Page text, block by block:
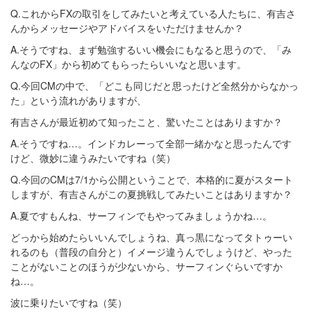
Q.これからFXの取引をしてみたいと考えている人たちに、有吉さ
んからメッセージやアドバイスをいただけませんか？
A.そうですね、まず勉強するいい機会にもなると思うので、「み
んなのFX」から初めてもらったらいいなと思います。
Q.今回CMの中で、「どこも同じだと思ったけど全然分からなかっ
た」という流れがありますが、
有吉さんが最近初めて知ったこと、驚いたことはありますか？
A.そうですね…。インドカレーって全部一緒かなと思ったんです
けど、微妙に違うみたいですね（笑）
Q.今回のCMは7/1から公開ということで、本格的に夏がスタート
しますが、有吉さんがこの夏挑戦してみたいことはありますか？
A.夏ですもんね、サーフィンでもやってみましょうかね…。
どっから始めたらいいんでしょうね、真っ黒になってタトゥーい
れるのも（普段の自分と）イメージ違うんでしょうけど、やった
ことがないことのほうが少ないから、サーフィンぐらいですか
ね…。
波に乗りたいですね（笑）